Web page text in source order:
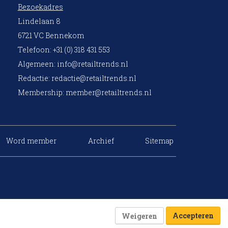
Bezoekadres
Lindelaan 8
6721 VC Bennekom
Telefoon: +31 (0) 318 431 553
Algemeen: info@retailtrends.nl
Redactie: redactie@retailtrends.nl
Membership: member@retailtrends.nl
Word member Archief Sitemap
Weigeren Accepteren